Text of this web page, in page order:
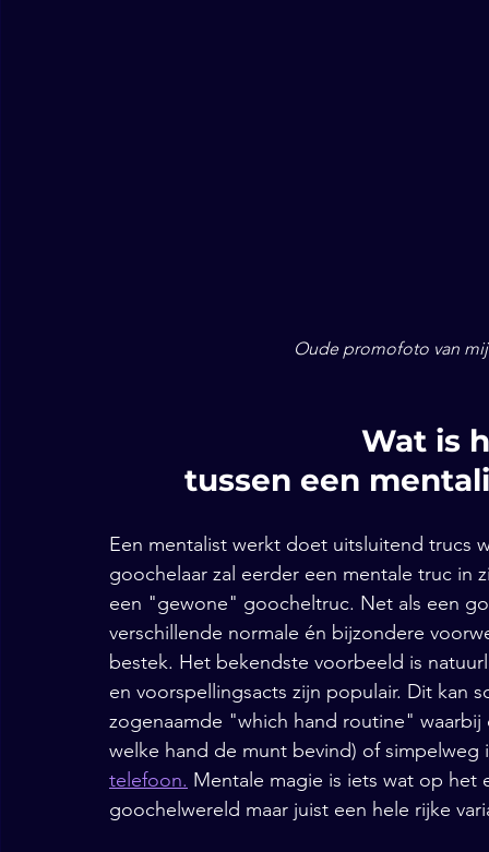
Oude promofoto van
Wat is
tussen een
Een mentalist werkt doet uitsluitend trucs
goochelaar zal eerder een mentale truc
een "gewone" goocheltruc. Net als een
verschillende normale én bijzondere
bestek. Het bekendste voorbeeld is
en voorspellingsacts zijn populair. Dit kan
zogenaamde "which hand routine"
welke hand de munt bevind) of
telefoon. Mentale magie is iets wat op
goochelwereld maar juist een hele rijke